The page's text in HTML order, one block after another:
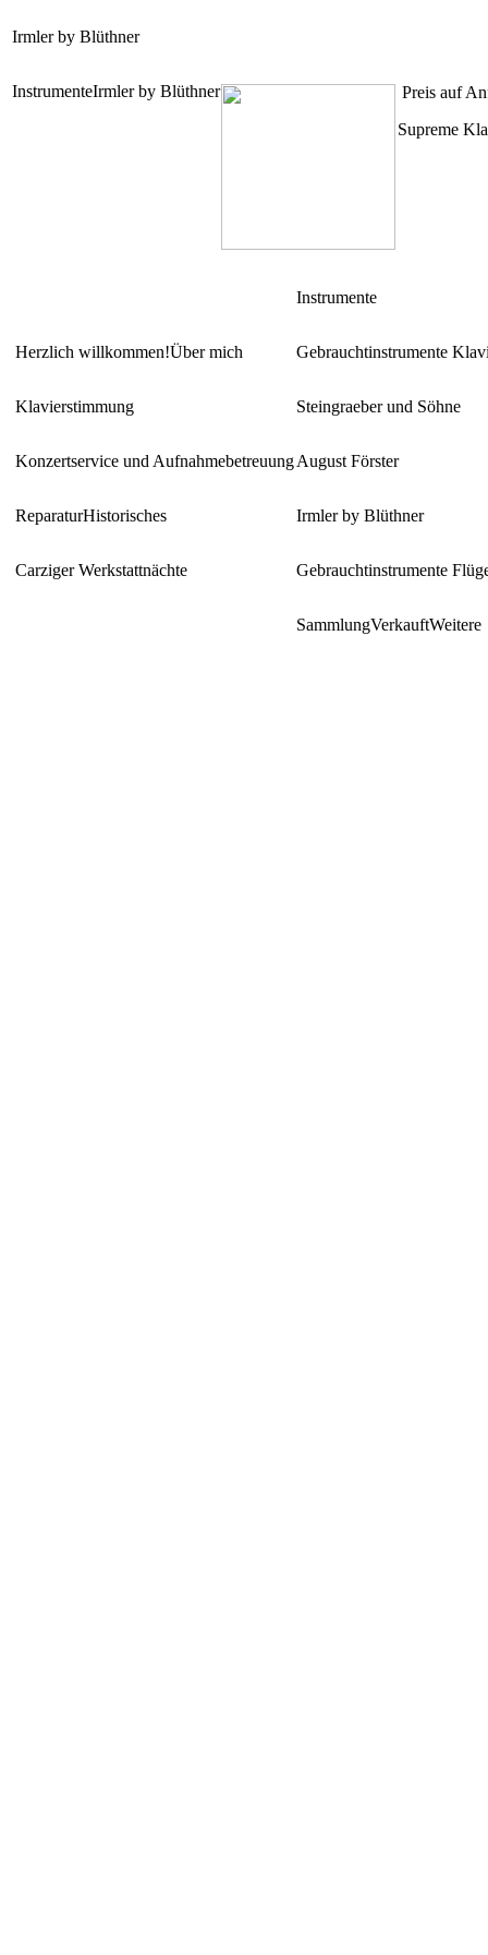
Irmler by Blüthner
InstrumenteIrmler by Blüthner
Preis auf
Supreme
Herzlich willkommen!Über mich
Klavierstimmung
Konzertservice und Aufnahmebetreuung
ReparaturHistorisches
Carziger Werkstattnächte
Instrumente
Gebrauchtinstrumente
Steingraeber und Söhne
August Förster
Irmler by Blüthner
Gebrauchtinstrumente
SammlungVerkauftWeitere